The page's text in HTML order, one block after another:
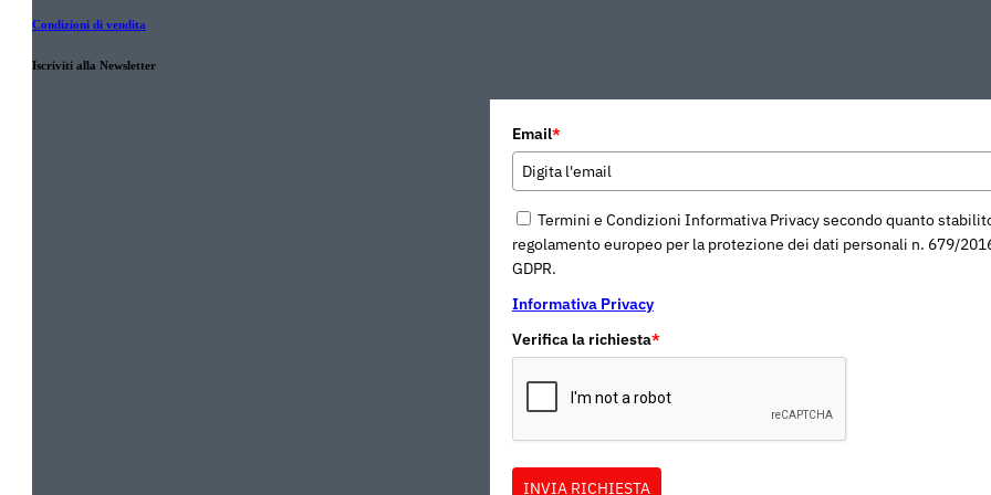
Condizioni di vendita
Iscriviti alla Newsletter
Email*
Termini e Condizioni Informativa Privacy secondo quanto
regolamento europeo per la protezione dei dati personali n. 679/
GDPR.
Informativa Privacy
Verifica la richiesta*
INVIA RICHIESTA